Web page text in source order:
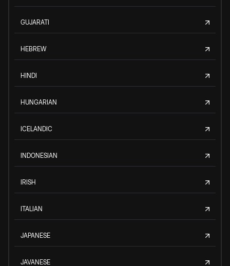
GUJARATI
HEBREW
HINDI
HUNGARIAN
ICELANDIC
INDONESIAN
IRISH
ITALIAN
JAPANESE
JAVANESE